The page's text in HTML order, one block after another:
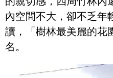
內空間不大，卻不乏年
讀，「樹林最美麗的花
名。